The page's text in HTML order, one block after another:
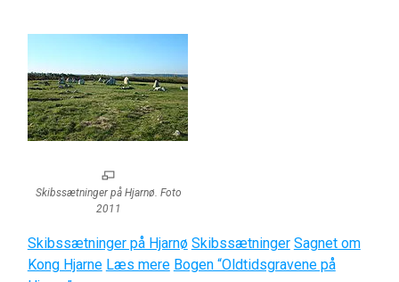
Skibssætninger på Hjarnø. Foto
2011
Skibssætninger på Hjarnø Skibssætninger Sagnet om
Kong Hjarne Læs mere Bogen “Oldtidsgravene på